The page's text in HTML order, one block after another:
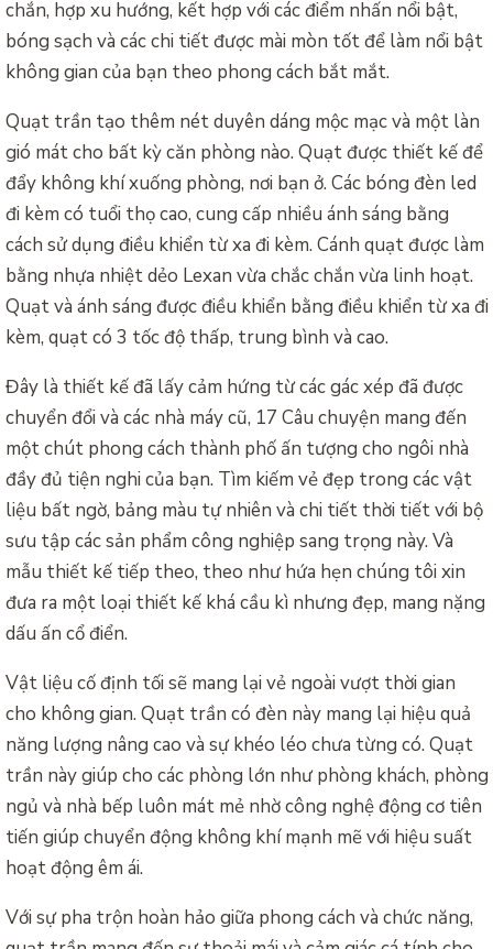
chắn, hợp xu hướng, kết hợp với các điểm nhấn nổi bật,
bóng sạch và các chi tiết được mài mòn tốt để làm nổi bật
không gian của bạn theo phong cách bắt mắt.
Quạt trần tạo thêm nét duyên dáng mộc mạc và một làn
gió mát cho bất kỳ căn phòng nào. Quạt được thiết kế để
đẩy không khí xuống phòng, nơi bạn ở. Các bóng đèn led
đi kèm có tuổi thọ cao, cung cấp nhiều ánh sáng bằng
cách sử dụng điều khiển từ xa đi kèm. Cánh quạt được làm
bằng nhựa nhiệt dẻo Lexan vừa chắc chắn vừa linh hoạt.
Quạt và ánh sáng được điều khiển bằng điều khiển từ xa đi
kèm, quạt có 3 tốc độ thấp, trung bình và cao.
Đây là thiết kế đã lấy cảm hứng từ các gác xép đã được
chuyển đổi và các nhà máy cũ, 17 Câu chuyện mang đến
một chút phong cách thành phố ấn tượng cho ngôi nhà
đầy đủ tiện nghi của bạn. Tìm kiếm vẻ đẹp trong các vật
liệu bất ngờ, bảng màu tự nhiên và chi tiết thời tiết với bộ
sưu tập các sản phẩm công nghiệp sang trọng này. Và
mẫu thiết kế tiếp theo, theo như hứa hẹn chúng tôi xin
đưa ra một loại thiết kế khá cầu kì nhưng đẹp, mang nặng
dấu ấn cổ điển.
Vật liệu cố định tối sẽ mang lại vẻ ngoài vượt thời gian
cho không gian. Quạt trần có đèn này mang lại hiệu quả
năng lượng nâng cao và sự khéo léo chưa từng có. Quạt
trần này giúp cho các phòng lớn như phòng khách, phòng
ngủ và nhà bếp luôn mát mẻ nhờ công nghệ động cơ tiên
tiến giúp chuyển động không khí mạnh mẽ với hiệu suất
hoạt động êm ái.
Với sự pha trộn hoàn hảo giữa phong cách và chức năng,